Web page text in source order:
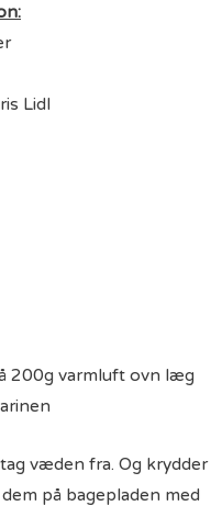
Lidl
200g varmluft ovn læg
væden fra. Og krydder
på bagepladen med